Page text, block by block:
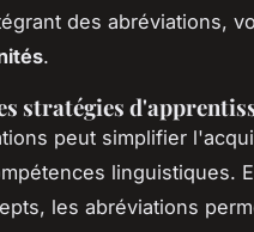
des abréviations,
.
stratégies
peut simplifier
linguistiques.
les abréviations